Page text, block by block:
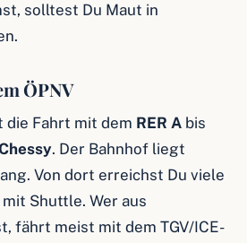
solltest Du Maut in
ÖPNV
die Fahrt mit dem RER A bis
. Der Bahnhof liegt
Von dort erreichst Du viele
Shuttle. Wer aus
fährt meist mit dem TGV/ICE-